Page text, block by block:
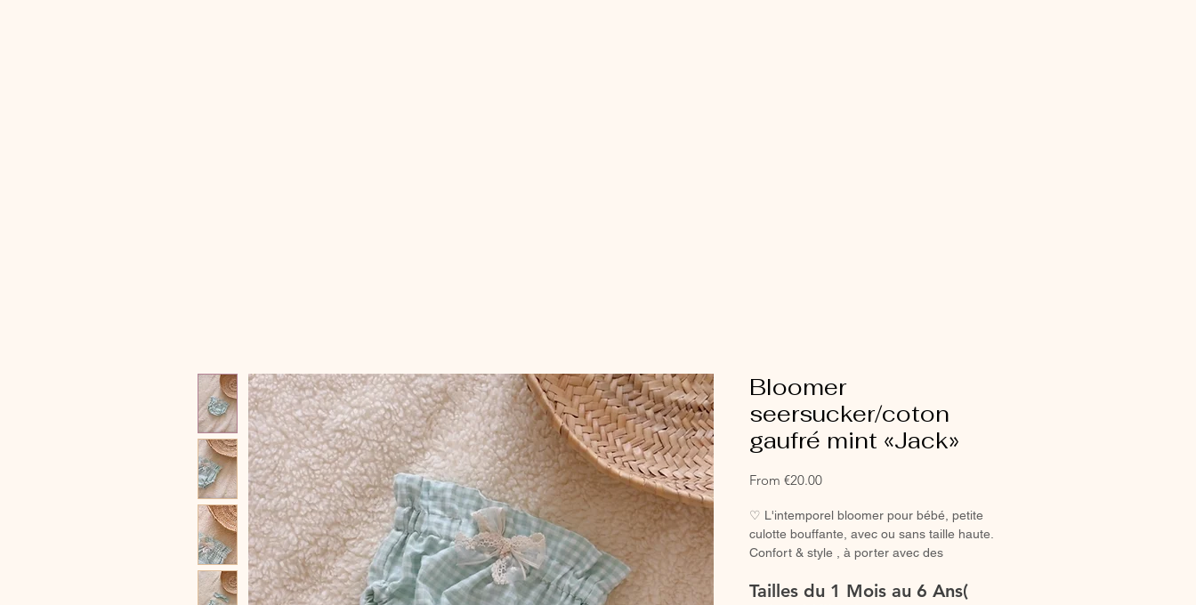
Bloomer
seersucker/coton
gaufré mint «Jack»
From €20.00Sale
♡ L'intemporel bloomer pour bébé, petite
culotte bouffante, avec ou sans taille haute.
Confort & style , à porter avec des
♡ Petit Bloomer entièrement réalisé à la
Tailles du 1 Mois au 6 Ans(